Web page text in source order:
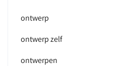
ontwerp
ontwerp zelf
ontwerpen